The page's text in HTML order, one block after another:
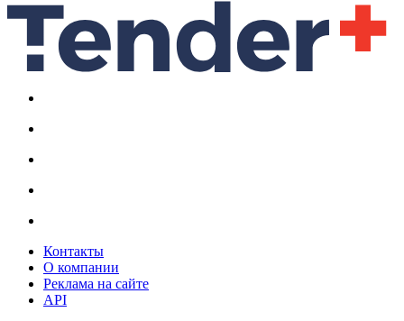
Контакты
О компании
Реклама на сайте
API